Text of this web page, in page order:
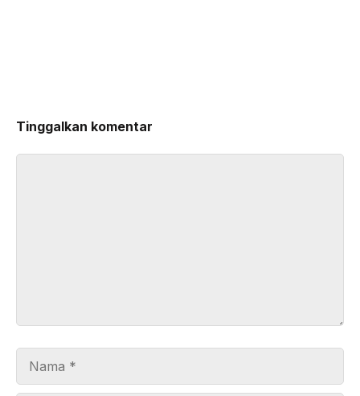
Tinggalkan komentar